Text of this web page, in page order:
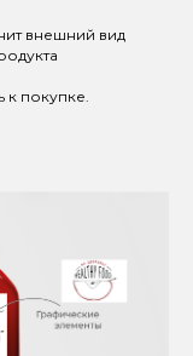
внешний вид
покупке.